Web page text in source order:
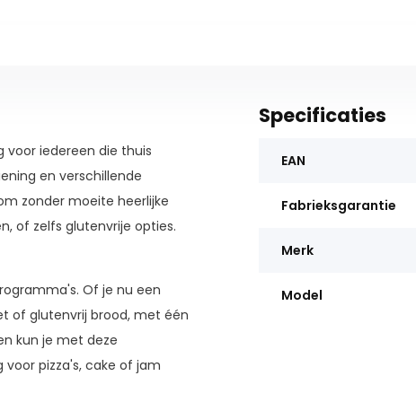
voor iedereen die thuis
en verschillende
zonder moeite heerlijke
of zelfs glutenvrije opties.
Of je nu een
of glutenvrij brood, met één
kun je met deze
pizza's, cake of jam
Specificaties
EAN
Fabrieksgarantie
Merk
Model